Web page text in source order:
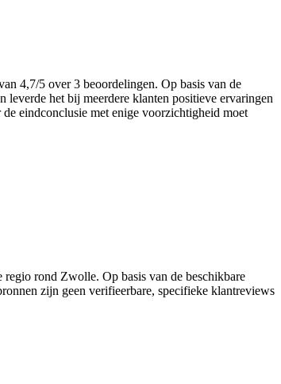
4,7/5 over 3 beoordelingen. Op basis van de
het bij meerdere klanten positieve ervaringen
eindconclusie met enige voorzichtigheid moet
rond Zwolle. Op basis van de beschikbare
zijn geen verifieerbare, specifieke klantreviews